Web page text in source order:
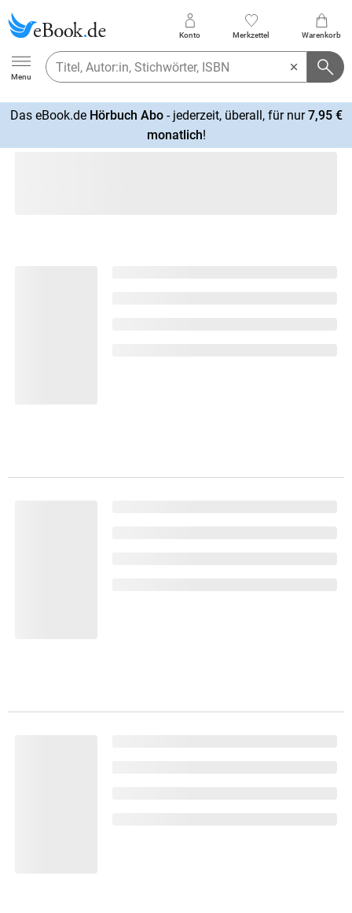
Ebook.de
Menu
Konto Merkzettel Warenkorb
Das eBook.de Hörbuch Abo- jederzeit, überall, für nur7,95 €
monatlich!